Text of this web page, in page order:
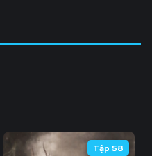
39
48
Tập 58